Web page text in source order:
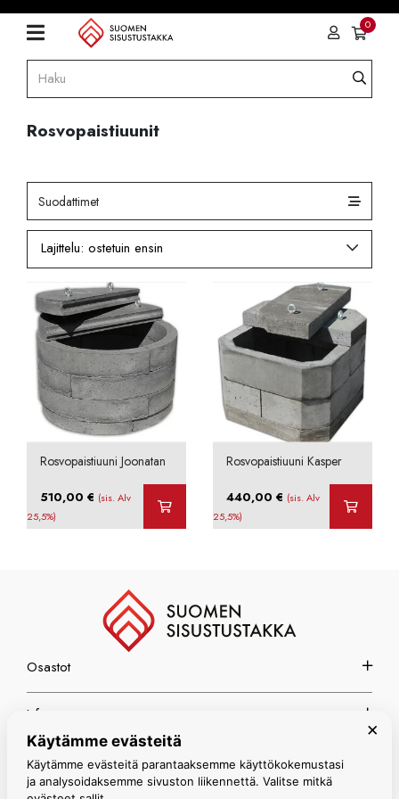
0
Rosvopaistiuunit
Suodattimet
Rosvopaistiuuni Joonatan
510,00€ (sis. Alv
25,5%)
Rosvopaistiuuni Kasper
440,00€ (sis. Alv
25,5%)
Osastot
Info
Espoon myymälä
×
Käytämme evästeitä
Käytämme evästeitä parantaaksemme käyttökokemustasi
ja analysoidaksemme sivuston liikennettä. Valitse mitkä